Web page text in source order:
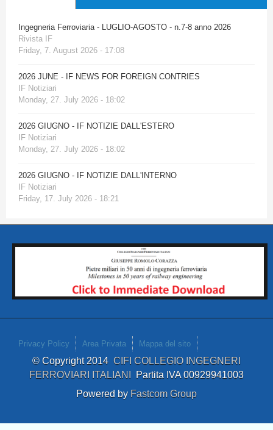
Ingegneria Ferroviaria - LUGLIO-AGOSTO - n.7-8 anno 2026
Rivista IF
Friday, 7. August 2026 - 17:08
2026 JUNE - IF NEWS FOR FOREIGN CONTRIES
IF Notiziari
Monday, 27. July 2026 - 18:02
2026 GIUGNO - IF NOTIZIE DALL'ESTERO
IF Notiziari
Monday, 27. July 2026 - 18:02
2026 GIUGNO - IF NOTIZIE DALL'INTERNO
IF Notiziari
Friday, 17. July 2026 - 18:21
Privacy Policy Area Privata Mappa del sito
© Copyright 2014 CIFI COLLEGIO INGEGNERI
FERROVIARI ITALIANI Partita IVA 00929941003
Powered by Fastcom Group